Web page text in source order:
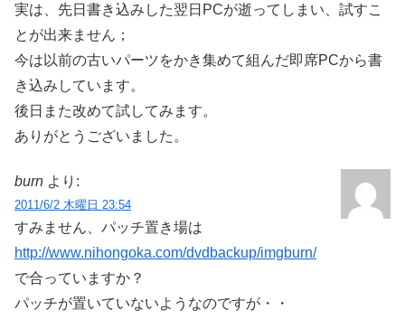
実は、先日書き込みした翌日PCが逝ってしまい、試すこ
とが出来ません；
今は以前の古いパーツをかき集めて組んだ即席PCから書
き込みしています。
後日また改めて試してみます。
ありがとうございました。
burn より:
2011/6/2 木曜日 23:54
すみません、パッチ置き場は
http://www.nihongoka.com/dvdbackup/imgburn/
で合っていますか？
パッチが置いていないようなのですが・・